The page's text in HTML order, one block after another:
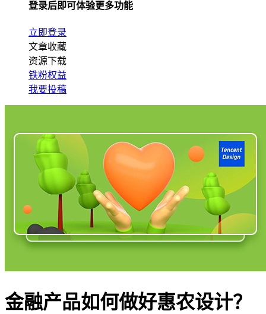
登录后即可体验更多功能
立即登录
文章收藏
资源下载
铁粉权益
我要投稿
金融产品如何做好惠农设计？